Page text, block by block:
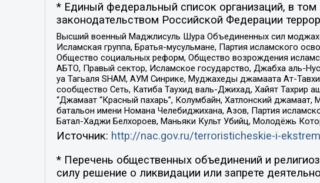
* Единый федеральный список организаций, в
законодательством Российской Федерации
Высший военный Маджлисуль Шура Объединенных сил
Исламская группа, Братья-мусульмане, Партия исламского
Общество социальных реформ, Общество возрождения
АБТО, Правый сектор, Исламское государство, Джабха аль-
уа Тагьаля SHAM, АУМ Синрике, Муджахеды джамаата Ат-
сообщество Сеть, Катиба Таухид валь-Джихад, Хайят Тахрир
“Джамаат “Красный пахарь”, Колумбайн, Хатлонский джамаат,
батальон имени Номана Челебиджихана, Азов, Партия
Батал-Хаджи Белхороев, Маньяки Культ Убийц, Молодёжь
Источник: http://nac.gov.ru/terroristicheskie-i-
* Перечень общественных объединений и
силу решение о ликвидации или запрете